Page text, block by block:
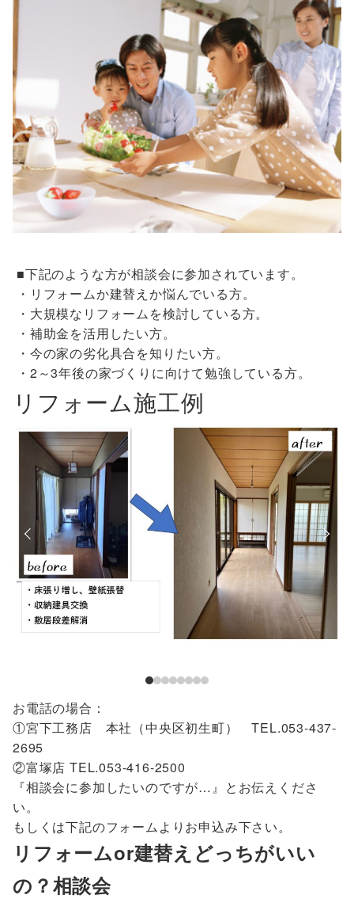
■下記のような方が相談会に参加されています。
・リフォームか建替えか悩んでいる方。
・大規模なリフォームを検討している方。
・補助金を活用したい方。
・今の家の劣化具合を知りたい方。
・2～3年後の家づくりに向けて勉強している方。
リフォーム施工例
お電話の場合：
①宮下工務店 本社（中央区初生町） TEL.053-437-
2695
②富塚店 TEL.053-416-2500
『相談会に参加したいのですが…』とお伝えくださ
い。
もしくは下記のフォームよりお申込み下さい。
リフォームor建替えどっちがいい
の？相談会